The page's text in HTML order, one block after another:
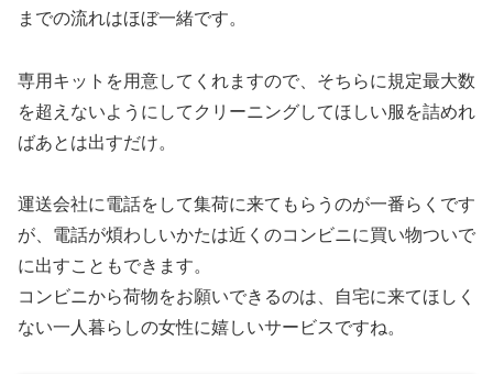
までの流れはほぼ一緒です。
専用キットを用意してくれますので、そちらに規定最大数
を超えないようにしてクリーニングしてほしい服を詰めれ
ばあとは出すだけ。
運送会社に電話をして集荷に来てもらうのが一番らくです
が、電話が煩わしいかたは近くのコンビニに買い物ついで
に出すこともできます。
コンビニから荷物をお願いできるのは、自宅に来てほしく
ない一人暮らしの女性に嬉しいサービスですね。